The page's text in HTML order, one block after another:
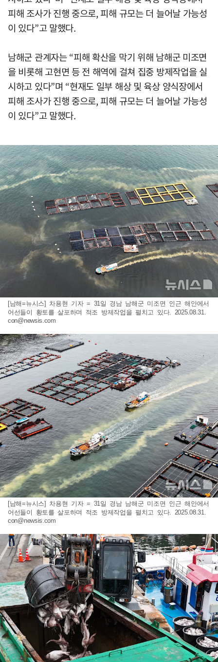
피해 조사가 진행 중으로, 피해 규모는 더 늘어날 가능성
이 있다”고 말했다.
남해군 관계자는 “피해 확산을 막기 위해 남해군 미조면
을 비롯해 고현면 등 전 해역에 걸쳐 집중 방제작업을 실
시하고 있다”며 “현재도 일부 해상 및 육상 양식장에서
피해 조사가 진행 중으로, 피해 규모는 더 늘어날 가능성
이 있다”고 말했다.
[남해=뉴시스] 차용현 기자 = 31일 경남 남해군 미조면 인근 해안에서
어선들이 황토를 살포하며 적조 방제작업을 펼치고 있다. 2025.08.31.
con@newsis.com
[남해=뉴시스] 차용현 기자 = 31일 경남 남해군 미조면 인근 해안에서
어선들이 황토를 살포하며 적조 방제작업을 펼치고 있다. 2025.08.31.
con@newsis.com